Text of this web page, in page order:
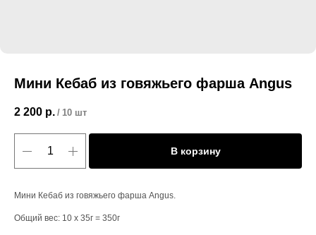
Мини Кебаб из говяжьего фарша Angus
2 200 р. / 10 шт
В корзину
Мини Кебаб из говяжьего фарша Angus.
Общий вес: 10 х 35г = 350г